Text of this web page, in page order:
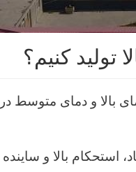
تولید کنیم؟
بالا و دمای متوسط
بالا و